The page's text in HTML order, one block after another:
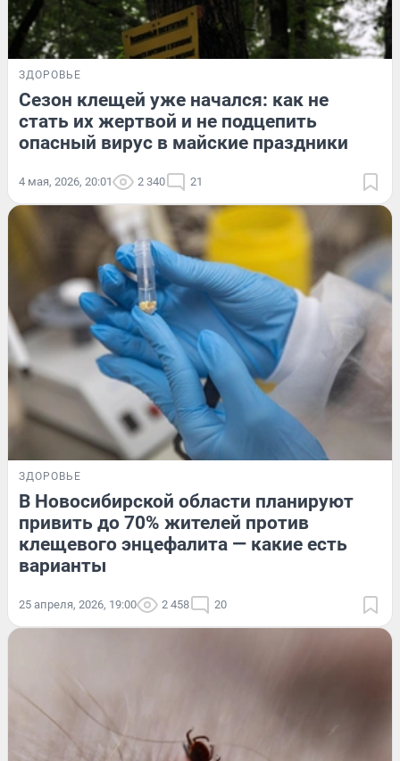
ЗДОРОВЬЕ
Сезон клещей уже начался: как не
стать их жертвой и не подцепить
опасный вирус в майские праздники
4 мая, 2026, 20:01 2 340 21
ЗДОРОВЬЕ
В Новосибирской области планируют
привить до 70% жителей против
клещевого энцефалита — какие есть
варианты
25 апреля, 2026, 19:00 2 458 20